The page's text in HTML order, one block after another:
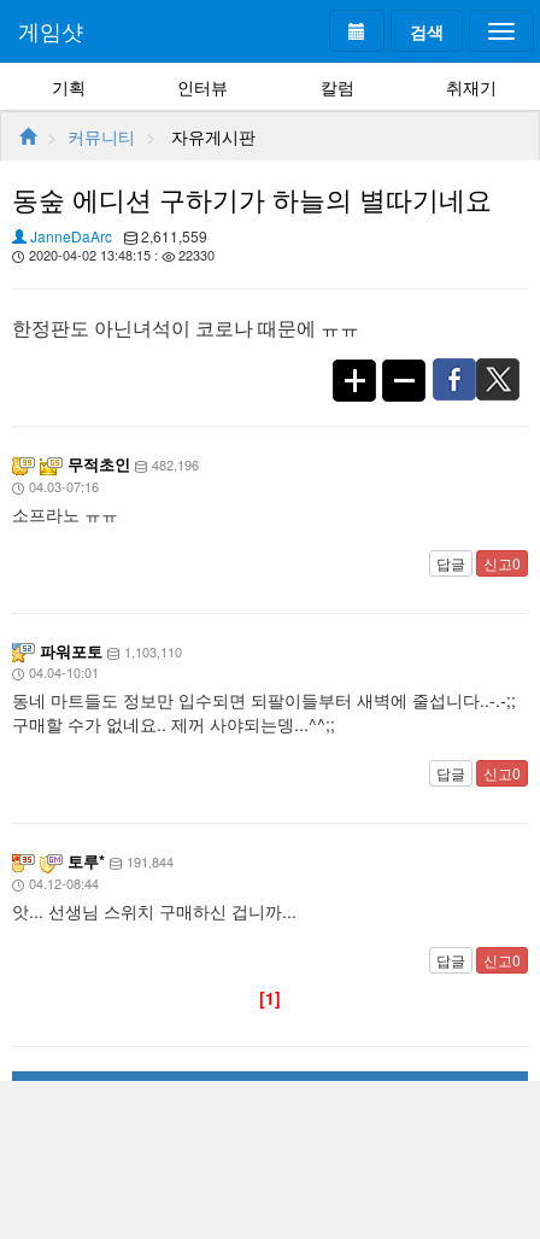
검색
게임샷
기획 인터뷰 칼럼 취재기
커뮤니티 자유게시판
동숲 에디션 구하기가 하늘의 별따기네요
JanneDaΑrc 2,611,559
2020-04-02 13:48:15 : 22330
한정판도 아닌녀석이 코로나 때문에 ㅠㅠ
무적초인
482,196
04.03-07:16
소프라노 ㅠㅠ
답글 신고0
파워포토
1,103,110
04.04-10:01
동네 마트들도 정보만 입수되면 되팔이들부터 새벽에 줄섭니다..-.-;;
구매할 수가 없네요.. 제꺼 사야되는뎅...^^;;
답글 신고0
토루*
191,844
04.12-08:44
앗... 선생님 스위치 구매하신 겁니까...
답글 신고0
[1]